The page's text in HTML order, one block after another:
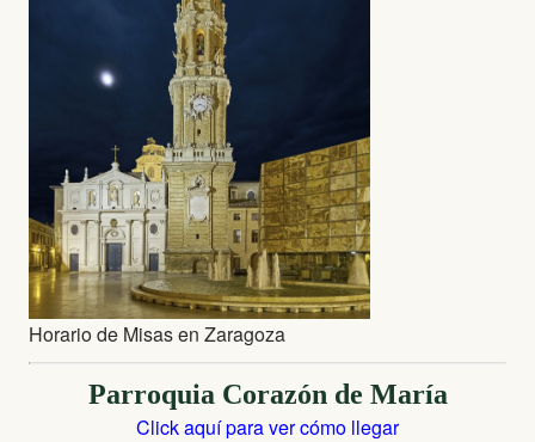
Horario de Misas en Zaragoza
Parroquia Corazón de María
Click aquí para ver cómo llegar